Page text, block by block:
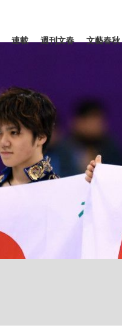
時トヨタ超え...
連載 週刊文春 文藝春秋
グ一覧
市早苗 #後藤真希 #森岡毅